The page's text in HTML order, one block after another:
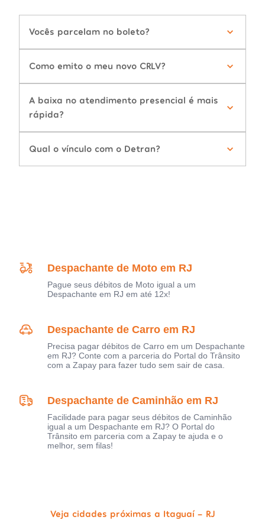
Vocês parcelam no boleto?
Como emito o meu novo CRLV?
A baixa no atendimento presencial é mais
rápida?
Qual o vínculo com o Detran?
Despachante de Moto em RJ
Pague seus débitos de Moto igual a um
Despachante em RJ em até 12x!
Despachante de Carro em RJ
Precisa pagar débitos de Carro em um Despachante
em RJ? Conte com a parceria do Portal do Trânsito
com a Zapay para fazer tudo sem sair de casa.
Despachante de Caminhão em RJ
Facilidade para pagar seus débitos de Caminhão
igual a um Despachante em RJ? O Portal do
Trânsito em parceria com a Zapay te ajuda e o
melhor, sem filas!
Veja cidades próximas a Itaguaí - RJ